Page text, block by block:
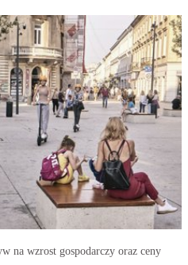
na wzrost gospodarczy oraz ceny